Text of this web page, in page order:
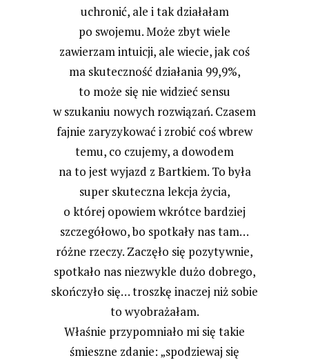
uchronić, ale i tak działałam
po swojemu. Może zbyt wiele
zawierzam intuicji, ale wiecie, jak coś
ma skuteczność działania 99,9%,
to może się nie widzieć sensu
w szukaniu nowych rozwiązań. Czasem
fajnie zaryzykować i zrobić coś wbrew
temu, co czujemy, a dowodem
na to jest wyjazd z Bartkiem. To była
super skuteczna lekcja życia,
o której opowiem wkrótce bardziej
szczegółowo, bo spotkały nas tam…
różne rzeczy. Zaczęło się pozytywnie,
spotkało nas niezwykle dużo dobrego,
skończyło się… troszkę inaczej niż sobie
to wyobrażałam.
Właśnie przypomniało mi się takie
śmieszne zdanie: „spodziewaj się